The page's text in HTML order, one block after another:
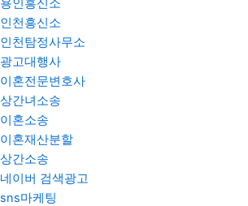
용인흥신소
인천흥신소
인천탐정사무소
광고대행사
이혼전문변호사
상간녀소송
이혼소송
이혼재산분할
상간소송
네이버 검색광고
sns마케팅